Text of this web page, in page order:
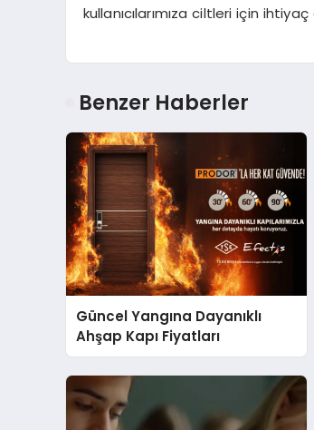
kullanıcılarımıza ciltleri için
Benzer Haberler
Güncel Yangına Dayanıklı
Ahşap Kapı Fiyatları